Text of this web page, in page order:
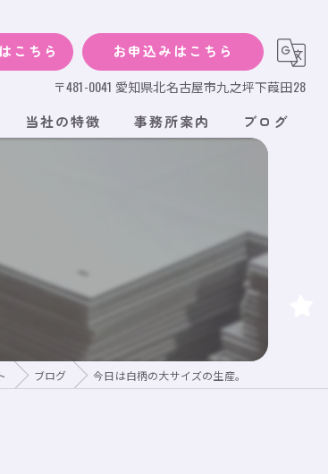
こちら
お申込みはこちら
〒481-0041 愛知県北名古屋市九之坪下葭田28
当社の特徴
サイズ
事務所案内 ブログ
ブログ 今日は白柄の大サイズの生産。